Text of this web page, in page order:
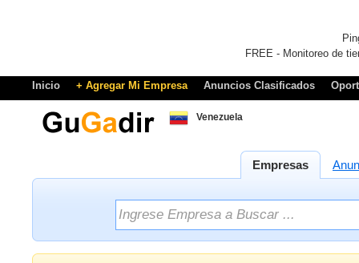
FREE - Monitoreo de
Inicio + Agregar Mi Empresa Anuncios Clasificados
Venezuela
Empresas